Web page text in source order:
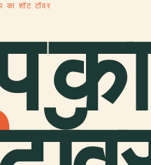
का शॉट टॉवर
का